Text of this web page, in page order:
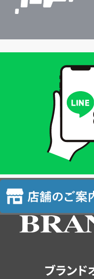
査
定
店
舗
の
ブランド